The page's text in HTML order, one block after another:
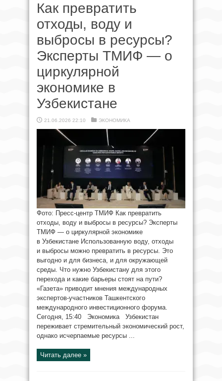
Как превратить
отходы, воду и
выбросы в ресурсы?
Эксперты ТМИФ — о
циркулярной
экономике в
Узбекистане
21.06.2026 22:10 ЭКОНОМИКА
Фото: Пресс-центр ТМИФ Как превратить
отходы, воду и выбросы в ресурсы? Эксперты
ТМИФ — о циркулярной экономике
в Узбекистане Использованную воду, отходы
и выбросы можно превратить в ресурсы. Это
выгодно и для бизнеса, и для окружающей
среды. Что нужно Узбекистану для этого
перехода и какие барьеры стоят на пути?
«Газета» приводит мнения международных
экспертов-участников Ташкентского
международного инвестиционного форума.
Сегодня, 15:40 Экономика Узбекистан
переживает стремительный экономический рост,
однако исчерпаемые ресурсы ...
Читать далее »